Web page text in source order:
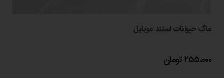
ماگ حیوانات استند موبایل
۲۵۵،۰۰۰ تومان